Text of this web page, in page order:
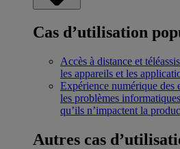
Cas d’utilisation
Accès à distance et
les appareils et les
Expérience numérique
les problèmes
qu’ils n’impactent la
Autres cas